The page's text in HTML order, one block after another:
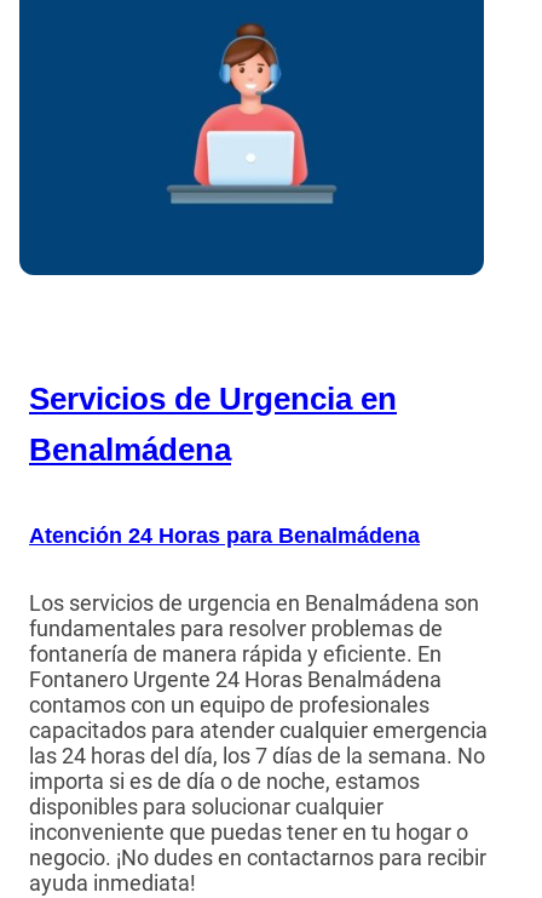
Servicios de Urgencia en
Benalmádena
Atención 24 Horas para Benalmádena
Los servicios de urgencia en Benalmádena son
fundamentales para resolver problemas de
fontanería de manera rápida y eficiente. En
Fontanero Urgente 24 Horas Benalmádena
contamos con un equipo de profesionales
capacitados para atender cualquier emergencia
las 24 horas del día, los 7 días de la semana. No
importa si es de día o de noche, estamos
disponibles para solucionar cualquier
inconveniente que puedas tener en tu hogar o
negocio. ¡No dudes en contactarnos para recibir
ayuda inmediata!